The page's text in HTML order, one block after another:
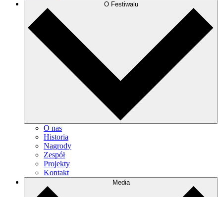
O Festiwalu
O nas
Historia
Nagrody
Zespół
Projekty
Kontakt
Media